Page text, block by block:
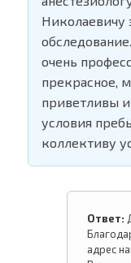
Николаевичу
очень
прекрасное,
приветливы
условия
коллективу
Ответ:
адрес